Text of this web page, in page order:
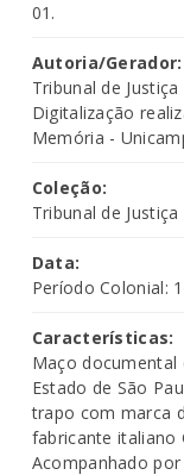
01.
Autoria/Gerador:
Tribunal de
Digitalização
Memória -
Coleção:
Tribunal de
Data:
Período Colonial:
Características:
Maço documental
Estado de São
trapo com marca
fabricante italiano
Acompanhado